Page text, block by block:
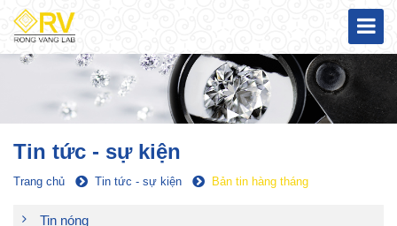
Tin tức - sự kiện
Trang chủ Tin tức - sự kiện Bản tin hàng tháng
Tin nóng